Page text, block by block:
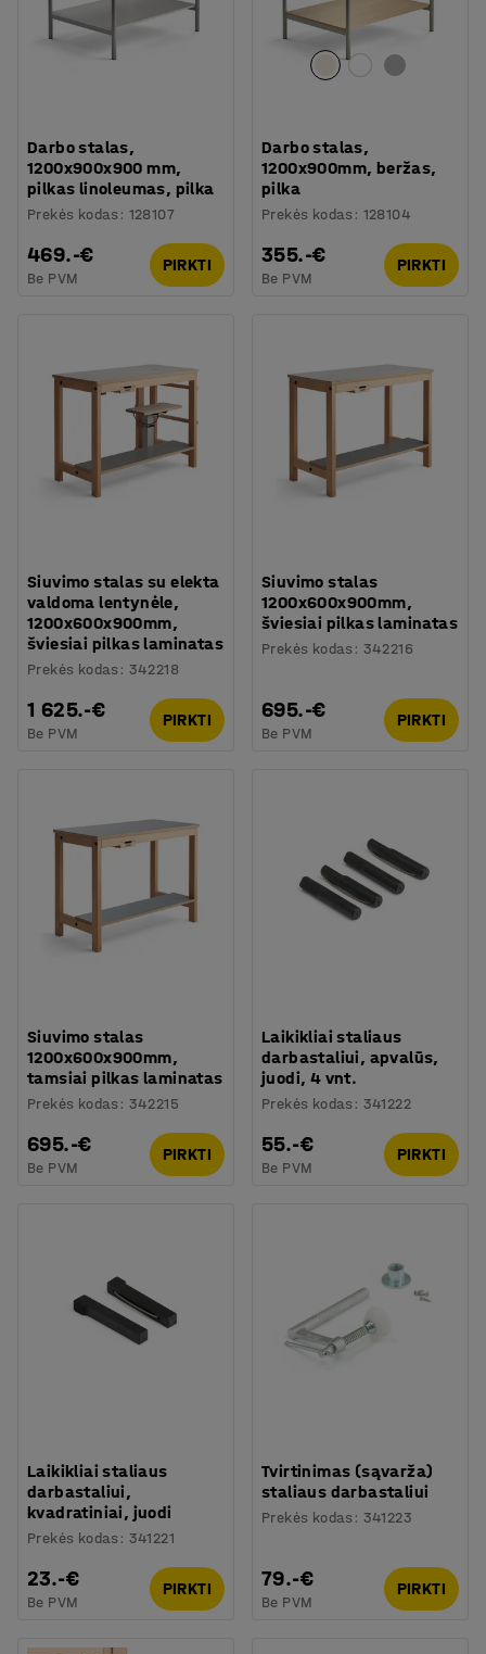
Darbo stalas,
1200x900x900 mm,
pilkas linoleumas, pilka
Prekės kodas : 128107
469.-€
Be PVM
PIRKTI
Darbo stalas,
1200x900mm, beržas,
pilka
Prekės kodas : 128104
355.-€
Be PVM
PIRKTI
Siuvimo stalas su elekta
valdoma lentynėle,
1200x600x900mm,
šviesiai pilkas laminatas
Prekės kodas : 342218
1 625.-€
Be PVM
PIRKTI
Siuvimo stalas
1200x600x900mm,
šviesiai pilkas laminatas
Prekės kodas : 342216
695.-€
Be PVM
PIRKTI
Siuvimo stalas
1200x600x900mm,
tamsiai pilkas laminatas
Prekės kodas : 342215
695.-€
Be PVM
PIRKTI
Laikikliai staliaus
darbastaliui, apvalūs,
juodi, 4 vnt.
Prekės kodas : 341222
55.-€
Be PVM
PIRKTI
Laikikliai staliaus
darbastaliui,
kvadratiniai, juodi
Prekės kodas : 341221
23.-€
Be PVM
PIRKTI
Tvirtinimas (sąvarža)
staliaus darbastaliui
Prekės kodas : 341223
79.-€
Be PVM
PIRKTI